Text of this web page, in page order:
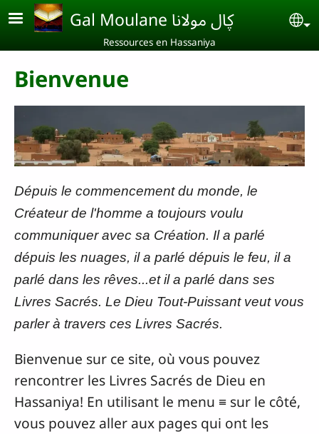
Aller au contenu principal Gal Moulane ڮال مولانا
Ressources en Hassaniya
Bienvenue
Dépuis le commencement du monde, le
Créateur de l'homme a toujours voulu
communiquer avec sa Création. Il a parlé
dépuis les nuages, il a parlé dépuis le feu, il a
parlé dans les rêves...et il a parlé dans ses
Livres Sacrés. Le Dieu Tout-Puissant veut vous
parler à travers ces Livres Sacrés.
Bienvenue sur ce site, où vous pouvez
rencontrer les Livres Sacrés de Dieu en
Hassaniya! En utilisant le menu ≡ sur le côté,
vous pouvez aller aux pages qui ont les